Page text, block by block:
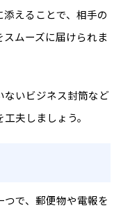
えることで、相手の
ムーズに届けられま
いビジネス封筒など
夫しましょう。
で、郵便物や電報を